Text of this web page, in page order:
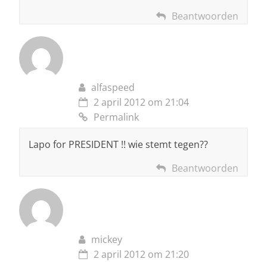
Beantwoorden
alfaspeed
2 april 2012 om 21:04
Permalink
Lapo for PRESIDENT !! wie stemt tegen??
Beantwoorden
mickey
2 april 2012 om 21:20